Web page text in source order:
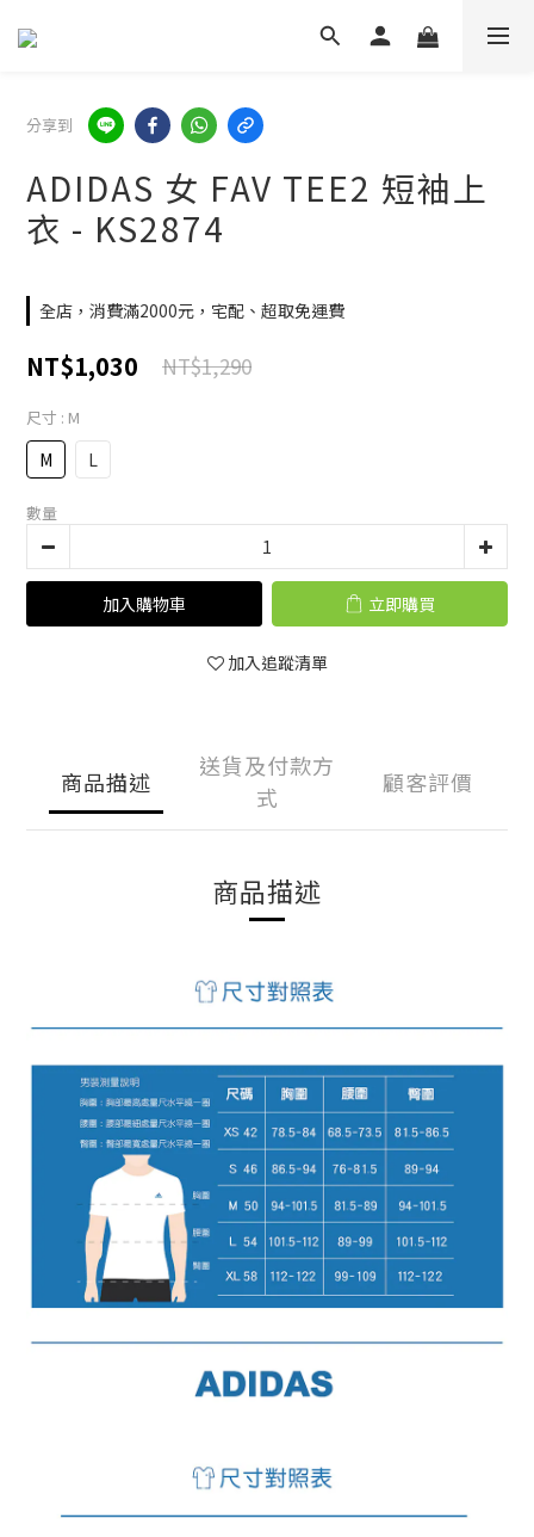
分享到
ADIDAS 女 FAV TEE2 短袖上
衣 - KS2874
全店，消費滿2000元，宅配、超取免運費
NT$1,030 NT$1,290
尺寸 : M
M L
數量
加入購物車 立即購買
加入追蹤清單
商品描述
送貨及付款方
式
顧客評價
商品描述